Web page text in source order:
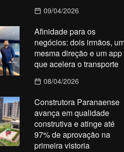
09/04/2026
Afinidade para os
negócios: dois irmãos,
mesma direção e um app
que acelera o transporte
08/04/2026
Construtora Paranaense
avança em qualidade
construtiva e atinge até
97% de aprovação na
primeira vistoria